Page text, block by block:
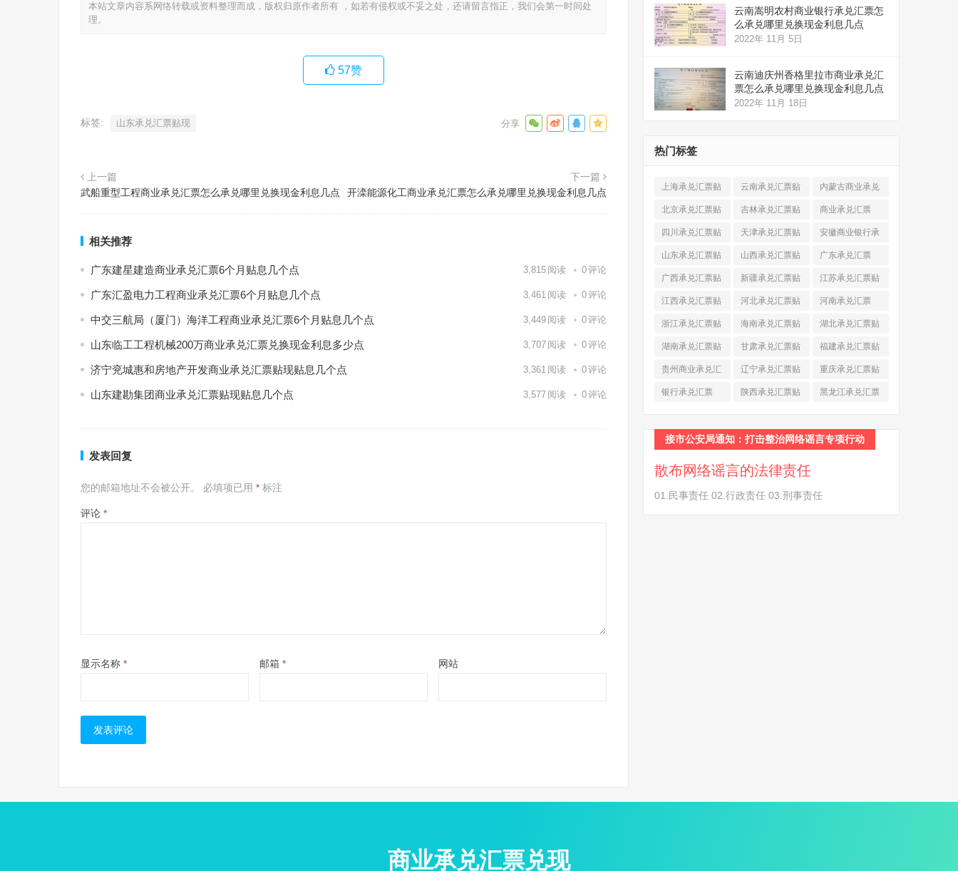
本站文章内容系网络转载或资料整理而成，版权归原作者所有 ，如若有侵权或不妥之处，还请留言指正，我们会第一时间处
理。
57赞
标签: 山东承兑汇票贴现
上一篇
武船重型工程商业承兑汇票怎么承兑哪里兑换现金利息几点
下一篇
开滦能源化工商业承兑汇票怎么承兑哪里兑换现金利息几点
相关推荐
广东建星建造商业承兑汇票6个月贴息几个点 3,815 阅读 0评论
广东汇盈电力工程商业承兑汇票6个月贴息几个点 3,461 阅读 0评论
中交三航局（厦门）海洋工程商业承兑汇票6个月贴息几个点 3,449 阅读 0评论
山东临工工程机械200万商业承兑汇票兑换现金利息多少点 3,707 阅读 0评论
济宁兖城惠和房地产开发商业承兑汇票贴现贴息几个点 3,361 阅读 0评论
山东建勘集团商业承兑汇票贴现贴息几个点 3,577 阅读 0评论
发表回复
您的邮箱地址不会被公开。 必填项已用 * 标注
评论 *
显示名称 * 邮箱 * 网站
云南嵩明农村商业银行承兑汇票怎
么承兑哪里兑换现金利息几点
2022年 11月 5日
云南迪庆州香格里拉市商业承兑汇
票怎么承兑哪里兑换现金利息几点
2022年 11月 18日
热门标签
上海承兑汇票贴
现(520)
云南承兑汇票贴
现(324)
内蒙古商业承兑
汇票(316)
北京承兑汇票贴
现 (912)
吉林承兑汇票贴
现(123)
商业承兑汇票
(225)
四川承兑汇票贴
现(790)
天津承兑汇票贴
现(242)
安徽商业银行承
兑汇票 (565)
山东承兑汇票贴
现(874)
山西承兑汇票贴
现(463)
广东承兑汇票
(979)
广西承兑汇票贴
现(278)
新疆承兑汇票贴
现(264)
江苏承兑汇票贴
现(774)
江西承兑汇票贴
现(366)
河北承兑汇票贴
现(374)
河南承兑汇票
(518)
浙江承兑汇票贴
现(691)
海南承兑汇票贴
现(145)
湖北承兑汇票贴
现(587)
湖南承兑汇票贴
现(453)
甘肃承兑汇票贴
现(194)
福建承兑汇票贴
现(945)
贵州商业承兑汇
票(284)
辽宁承兑汇票贴
现(344)
重庆承兑汇票贴
现(232)
银行承兑汇票
陕西承兑汇票贴
黑龙江承兑汇票
接市公安局通知：打击整治网络谣言专项行动
散布网络谣言的法律责任
01.民事责任 02.行政责任 03.刑事责任
商业承兑汇票兑现